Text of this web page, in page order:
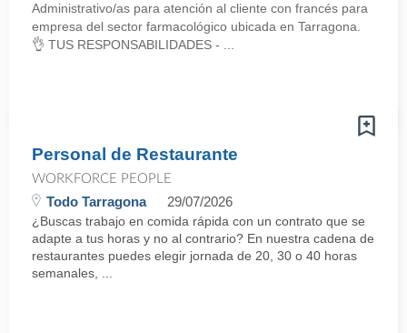
Administrativo/as para atención al cliente con francés para
empresa del sector farmacológico ubicada en Tarragona.
👌 TUS RESPONSABILIDADES - ...
Personal de Restaurante
WORKFORCE PEOPLE
Todo Tarragona 29/07/2026
¿Buscas trabajo en comida rápida con un contrato que se
adapte a tus horas y no al contrario? En nuestra cadena de
restaurantes puedes elegir jornada de 20, 30 o 40 horas
semanales, ...